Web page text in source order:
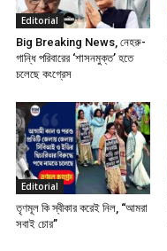
Editorial
Big Breaking News, নেহরু-
গান্ধি পরিবারের ‘শাসনমুক্ত’ হতে
চলেছে কংগ্রেস
Editorial
তৃণমূল কি স্বীকার করেই নিল, “আমরা
সবাই চোর”